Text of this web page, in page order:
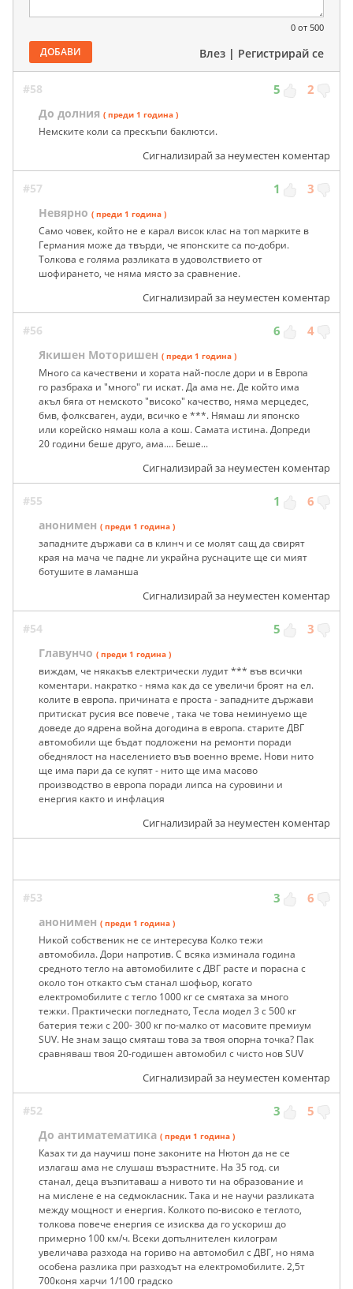
0 от 500
ДОБАВИ Влез | Регистрирай се
#58 5 2
До долния ( преди 1 година )
Немските коли са прескъпи баклютси.
Сигнализирай за неуместен коментар
#57 1 3
Невярно ( преди 1 година )
Само човек, който не е карал висок клас на топ марките в
Германия може да твърди, че японските са по-добри.
Толкова е голяма разликата в удоволствието от
шофирането, че няма място за сравнение.
Сигнализирай за неуместен коментар
#56 6 4
Якишен Моторишен ( преди 1 година )
Много са качествени и хората най-после дори и в Европа
го разбраха и "много" ги искат. Да ама не. Де който има
акъл бяга от немското "високо" качество, няма мерцедес,
бмв, фолксваген, ауди, всичко е ***. Нямаш ли японско
или корейско нямаш кола а кош. Самата истина. Допреди
20 години беше друго, ама.... Беше...
Сигнализирай за неуместен коментар
#55 1 6
анонимен ( преди 1 година )
западните държави са в клинч и се молят сащ да свирят
края на мача че падне ли украйна руснаците ще си мият
ботушите в ламанша
Сигнализирай за неуместен коментар
#54 5 3
Главунчо ( преди 1 година )
виждам, че някакъв електрически лудит *** във всички
коментари. накратко - няма как да се увеличи броят на ел.
колите в европа. причината е проста - западните държави
притискат русия все повече , така че това неминуемо ще
доведе до ядрена война догодина в европа. старите ДВГ
автомобили ще бъдат подложени на ремонти поради
обеднялост на населението във военно време. Нови нито
ще има пари да се купят - нито ще има масово
производство в европа поради липса на суровини и
енергия както и инфлация
Сигнализирай за неуместен коментар
#53 3 6
анонимен ( преди 1 година )
Никой собственик не се интересува Колко тежи
автомобила. Дори напротив. С всяка изминала година
средното тегло на автомобилите с ДВГ расте и порасна с
около тон откакто съм станал шофьор, когато
електромобилите с тегло 1000 кг се смятаха за много
тежки. Практически погледнато, Тесла модел 3 с 500 кг
батерия тежи с 200- 300 кг по-малко от масовите премиум
SUV. Не знам защо смяташ това за твоя опорна точка? Пак
сравняваш твоя 20-годишен автомобил с чисто нов SUV
Сигнализирай за неуместен коментар
#52 3 5
До антиматематика ( преди 1 година )
Казах ти да научиш поне законите на Нютон да не се
излагаш ама не слушаш възрастните. На 35 год. си
станал, деца възпитаваш а нивото ти на образование и
на мислене е на седмокласник. Така и не научи разликата
между мощност и енергия. Колкото по-високо е теглото,
толкова повече енергия се изисква да го ускориш до
примерно 100 км/ч. Всеки допълнителен килограм
увеличава разхода на гориво на автомобил с ДВГ, но няма
особена разлика при разходът на електромобилите. 2,5т
700коня харчи 1/100 градско